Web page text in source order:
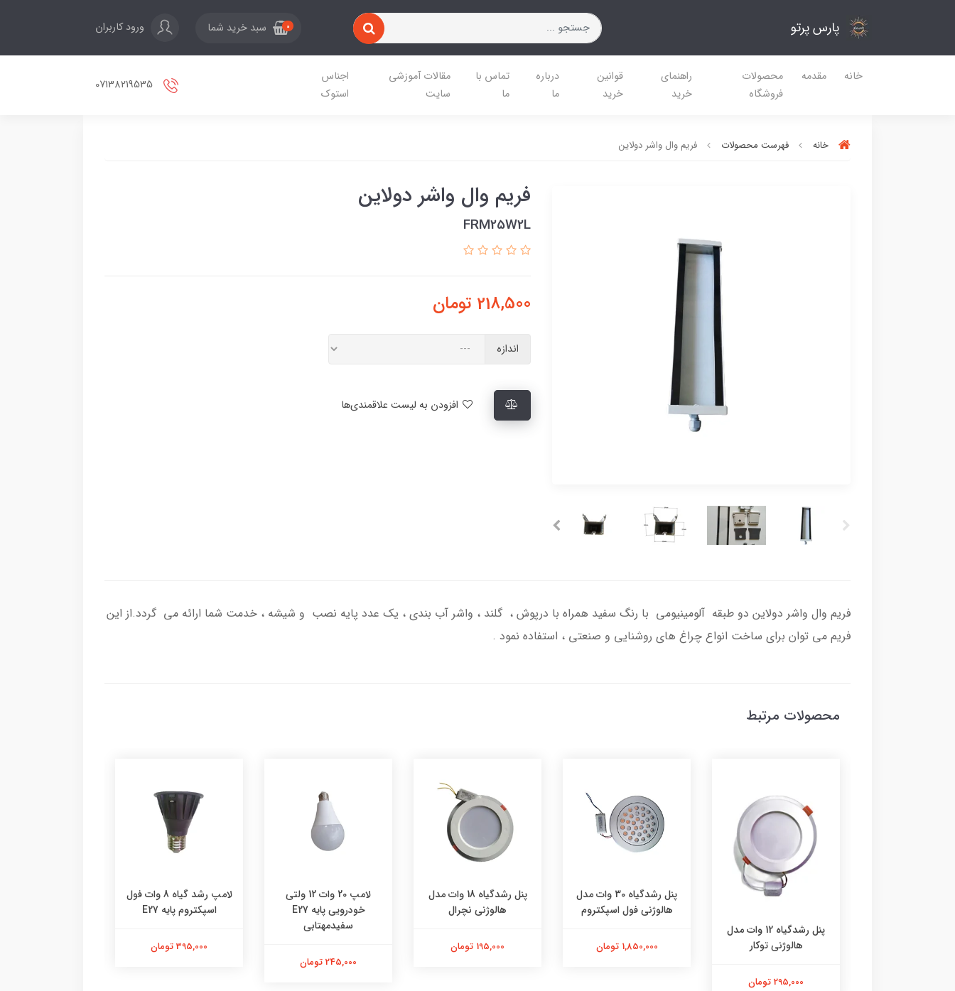
پارس پرتو 0 سبد خرید شما ورود کاربران
خانه مقدمه
محصولات
فروشگاه
راهنمای
خرید
قوانین
خرید
درباره
ما
تماس با
ما
مقالات آموزشی
سایت
اجناس
استوک
خانه فهرست محصولات فریم وال واشر دولاین
فریم وال واشر دولاین
FRM25W2L
218,500 تومان
اندازه
فریم وال واشر دولاین دو طبقه آلومینیومی با رنگ سفید همراه با درپوش ، گلند ، واشر آب بندی ، یک عدد پایه نصب و شیشه ، خدمت شما ارائه می گردد.از این
فریم می توان برای ساخت انواع چراغ های روشنایی و صنعتی ، استفاده نمود .
محصولات مرتبط
پنل رشدگیاه 12 وات مدل
هالوژنی توکار
295,000 تومان
پنل رشدگیاه 30 وات مدل
هالوژنی فول اسپکتروم
1,850,000 تومان
پنل رشدگیاه 18 وات مدل
هالوژنی نچرال
195,000 تومان
لامپ 20 وات 12 ولتی
خودرویی پایه E27
سفیدمهتابی
245,000 تومان
لامپ رشد گیاه 8 وات فول
اسپکتروم پایه E27
395,000 تومان